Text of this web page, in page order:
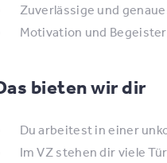
Zuverlässige und
Motivation und
bieten wir dir
Du arbeitest in einer
Im VZ stehen dir viele